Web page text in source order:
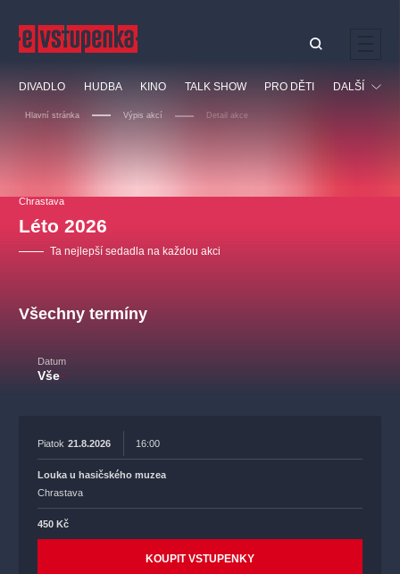
DIVADLO HUDBA KINO TALK SHOW PRO DĚTI DALŠÍ
Prohlídky
Hlavní stránka Výpis akcí Detail akce
Chrastava
Léto 2026
Ta nejlepší sedadla na každou akci
Všechny termíny
Datum
Vše
Piatok 21.8.2026 16:00
Louka u hasičského muzea
Chrastava
450 Kč
KOUPIT VSTUPENKY
Nejnavštěvovanější
doporučujeme dfxs